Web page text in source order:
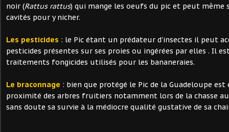
noir (Rattus rattus) qui mange les oeufs du pic et peut même
cavités pour y nicher.
Les pesticides : le Pic étant un prédateur d'insectes il peut
pesticides présentes sur ses proies ou ingérées par elles . Il
traitements fongicides utilisés pour les bananeraies.
Le braconnage : bien que protégé le Pic de la Guadeloupe
proximité des arbres fruitiers notamment lors de la chasse
sans doute sa survie à la médiocre qualité gustative de sa